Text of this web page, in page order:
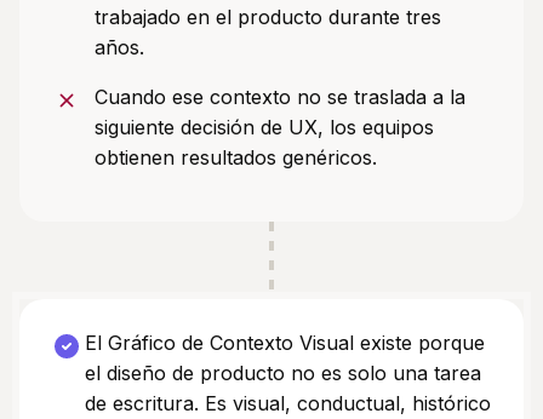
trabajado en el producto durante tres
años.
Cuando ese contexto no se traslada a la
siguiente decisión de UX, los equipos
obtienen resultados genéricos.
El Gráfico de Contexto Visual existe porque
el diseño de producto no es solo una tarea
de escritura. Es visual, conductual, histórico